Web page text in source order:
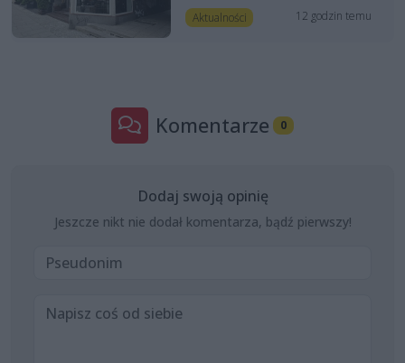
Aktualności 12 godzin temu
Komentarze 0
Dodaj swoją opinię
Jeszcze nikt nie dodał komentarza, bądź pierwszy!